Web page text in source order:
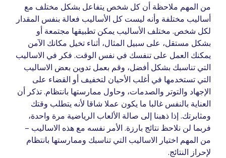
من المهم ملاحظة أن كل شخص يتفاعل بشكل مختلف مع
أساليب مختلفة وأنه ليست كل الأساليب فعالة بنفس المقدار
لكل شخص. مختلف الأساليب يمكن تطبيقها مجتمعة أو
بشكل مستقل، على سبيل المثال، أثناء تخيل مكانك الآمن
يمكنك العمل على تنفسك في نفس الوقت. فكر في الاساليب
التي تناسبك بشكل أفضل، وقم بعمل تدوين بعض الاساليب
التي تستخدمها في أغلب الأحيان لتخفيف أو القضاء على
الإجهاد والتوتر والصدمات، وحاول ممارستها بانتظام. تذكر أن
العناية بالنفس غالبا ما يكون عملا شاقا لأنه يتطلب وقتك
ومثابرتك. إذا ذهبنا إلى صالة الألعاب الرياضية مرة واحدة،
فربما لن نلاحظ نتائج بارزة. الأمر نفسه مع هذه الاساليب –
من المهم اختيار الاساليب التي تناسبك وممارستها بانتظام
لإحراز النتائج.